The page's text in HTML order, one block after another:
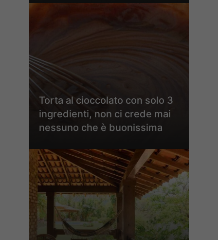
Torta al cioccolato con solo 3
ingredienti, non ci crede mai
nessuno che è buonissima